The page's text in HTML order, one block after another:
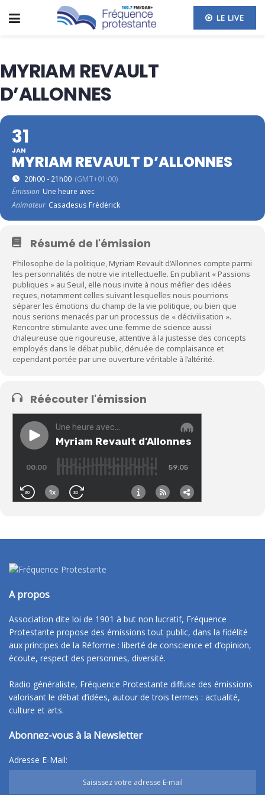
LE LIVE
MYRIAM REVAULT
D’ALLONNES
31
JAN
MYRIAM REVAULT D’ALLONNES
20h00 - 21h00 (GMT+01:00)
Émission Une heure avec
Animateur Casadesus Frédérick
Résumé de l'émission
Philosophe de la politique, Myriam Revault d’Allonnes compte parmi
les personnalités de notre vie intellectuelle. En publiant « Passions
publiques » au Seuil, elle nous invite à nous méfier des idées
reçues, notamment celles suivant lesquelles nous pourrions
séparer les émotions du champ de la vie politique, ou bien que
nous serions menacés par un processus de « décivilisation ».
Rencontre stimulante avec une femme de science aussi
chaleureuse que rigoureuse, attentive à la justesse des concepts
employés dans le débat public, dénuée de complaisance et
cependant portée par une ouverture véritable à l’altérité.
Réécouter l'émission
A propos
Association dite loi de 1901 à but non lucratif, Fréquence
Protestante propose des émissions tout public, dans la fidélité
aux principes de la Réforme : liberté de conscience et d’opinion,
écoute, respect des personnes, diversité.
Radio généraliste, Fréquence Protestante diffuse des émissions
valorisant le débat d’idées, autour de trois termes : actualité,
culture et arts.
Abonnez-vous à la Newsletter
Adresse E-Mail: